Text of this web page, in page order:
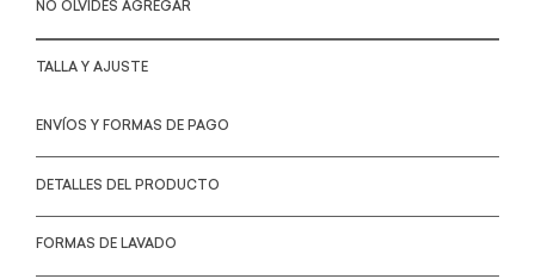
NO OLVIDES AGREGAR
TALLA Y AJUSTE
ENVÍOS Y FORMAS DE PAGO
DETALLES DEL PRODUCTO
FORMAS DE LAVADO